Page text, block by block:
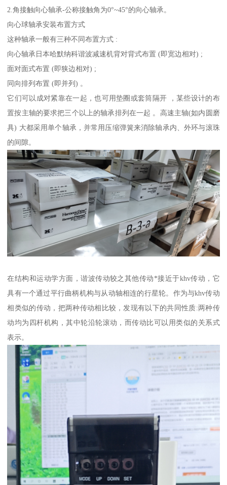
2.角接触向心轴承-公称接触角为0°~45°的向心轴承。
向心球轴承安装布置方式
这种轴承一般有三种不同布置方式 :
向心轴承日本哈默纳科谐波减速机背对背式布置 (即宽边相对) ;
面对面式布置 (即狭边相对) ;
同向排列布置 (即并列) 。
它们可以成对紧靠在一起，也可用垫圈或套筒隔开 ，某些设计的布
置按主轴的要求把三个以上的轴承排列在一起 。高速主轴(如内圆磨
具) 大都采用单个轴承，并常用压缩弹簧来消除轴承内、外环与滚珠
的间隙。
在结构和运动学方面，谐波传动较之其他传动*接近于khv传动，它
具有一个通过平行曲柄机构与从动轴相连的行星轮。作为与khv传动
相类似的传动，把两种传动相比较，发现有以下的共同性质:两种传
动均为四杆机构，其中轮沿轮滚动，而传动比可以用类似的关系式
表示。